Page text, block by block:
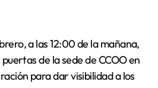
de la sede de CCOO en
para dar visibilidad a los